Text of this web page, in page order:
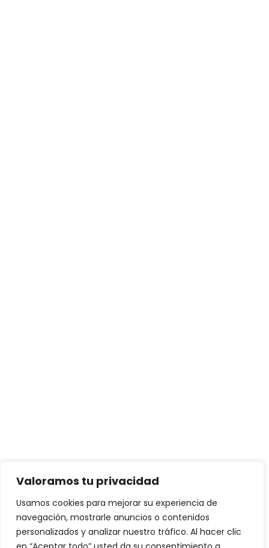
Valoramos tu privacidad
Usamos cookies para mejorar su experiencia de
navegación, mostrarle anuncios o contenidos
personalizados y analizar nuestro tráfico. Al hacer clic